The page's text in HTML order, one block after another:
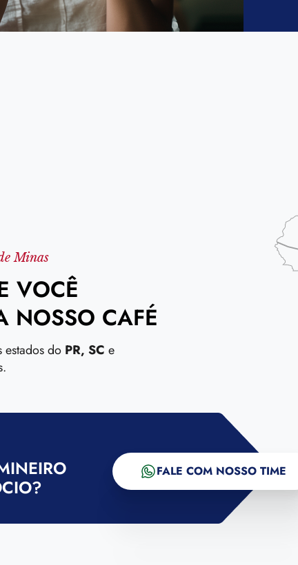
Minas
VOCÊ
NOSSO CAFÉ
estados do PR, SC e
FALE COM NOSSO TIME